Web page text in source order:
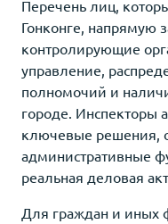
Перечень лиц,
Гонконге, напрямую
контролирующие
управление,
полномочий и
городе. Инспекторы
ключевые решения,
административные
реальная деловая
Для граждан и иных